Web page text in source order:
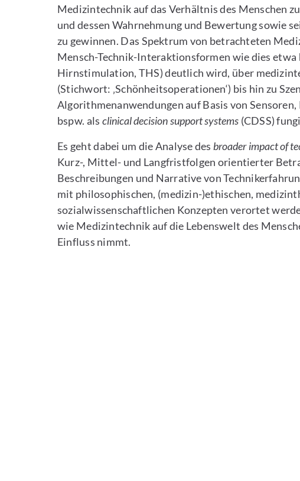
Medizintechnik auf das Verhältnis des Menschen
und dessen Wahrnehmung und Bewertung sowie
zu gewinnen. Das Spektrum von betrachteten
Mensch-Technik-Interaktionsformen wie dies
Hirnstimulation, THS) deutlich wird, über
(Stichwort: ‚Schönheitsoperationen‘) bis hin zu
Algorithmenanwendungen auf Basis von
bspw. als clinical decision support systems (CDSS)
Es geht dabei um die Analyse des broader impact of
Kurz-, Mittel- und Langfristfolgen orientierter
Beschreibungen und Narrative von
mit philosophischen, (medizin-)ethischen,
sozialwissenschaftlichen Konzepten verortet
wie Medizintechnik auf die Lebenswelt des
Einfluss nimmt.